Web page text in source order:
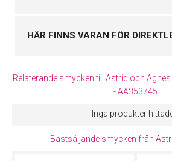
Till vem
Dam
Stål
Diameter
8 mm
HÄR FINNS VARAN FÖR
VARUMÄRKET HITTAR
Klockmaster Alingsås
Klockmaster Gävle, Valbo
Relaterande smycken till Astrid och Agnes
- AA353745
Inga produkter
Bästsäljande smycken från